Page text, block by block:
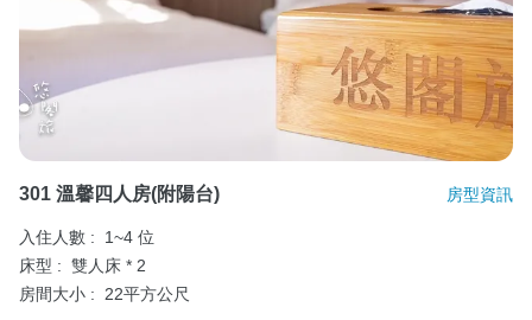
301 溫馨四人房(附陽台) 房型資訊
入住人數 :
1~4 位
床型 : 雙人床 * 2
房間大小 : 22平方公尺